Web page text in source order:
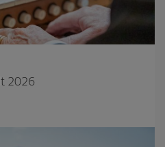
2026